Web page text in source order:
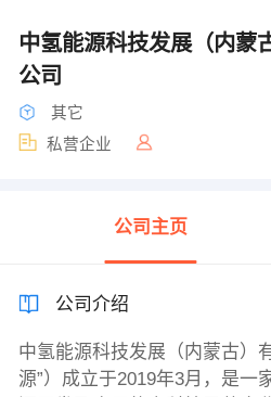
中氢能源科技发展（内蒙
公司
其它
私营企业
公司主页
公司介绍
中氢能源科技发展（内蒙古）
源”）成立于2019年3月，是一